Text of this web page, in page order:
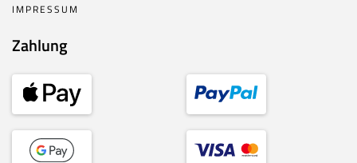
IMPRESSUM
Zahlung